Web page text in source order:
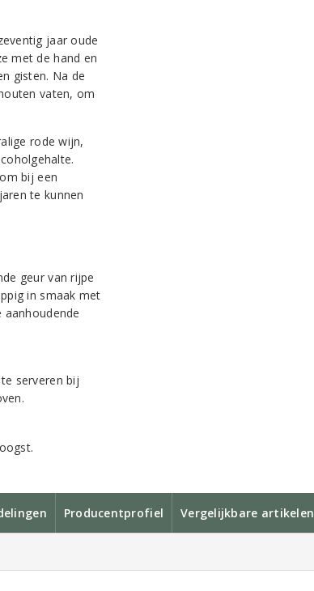
jaar oude
met de hand en
gisten. Na de
vaten, om
rode wijn,
bij een
te kunnen
geur van rijpe
in smaak met
serveren bij
Producentprofiel Vergelijkbare artikelen